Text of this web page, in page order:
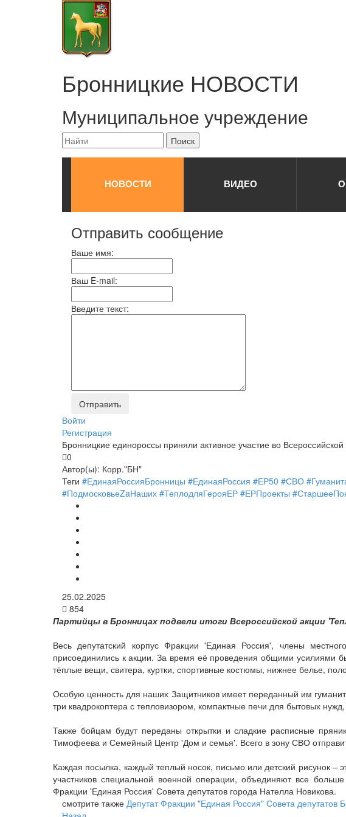
Бронницкие НОВОСТИ
Муниципальное учреждение
НОВОСТИ ВИДЕО
Отправить сообщение
Ваше имя:
Ваш E-mail:
Введите текст:
Войти
Регистрация
Бронницкие единороссы приняли активное участие во
0
Автор(ы): Корр."БН"
Теги #ЕдинаяРоссияБронницы #ЕдинаяРоссия #ЕР50 #СВО
#ПодмосковьеZaНаших #ТеплодляГерояЕР #ЕРПроекты
25.02.2025
854
Партийцы в Бронницах подвели итоги Всероссийской акции
Весь депутатский корпус Фракции 'Единая Россия', члены
присоединились к акции. За время её проведения общими усилиями
тёплые вещи, свитера, куртки, спортивные костюмы, нижнее белье,
Особую ценность для наших Защитников имеет переданный им
три квадрокоптера с тепловизором, компактные печи для бытовых
Также бойцам будут переданы открытки и сладкие расписные
Тимофеева и Семейный Центр 'Дом и семья'. Всего в зону СВО
Каждая посылка, каждый теплый носок, письмо или детский рисунок
участников специальной военной операции, объединяют все
Фракции 'Единая Россия' Совета депутатов города Нателла Новикова.
смотрите также Депутат Фракции "Единая Россия" Совета